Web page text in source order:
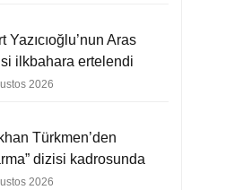
Yazıcıoğlu’nun Aras
ilkbahara ertelendi
2026
Türkmen’den
dizisi kadrosunda
2026